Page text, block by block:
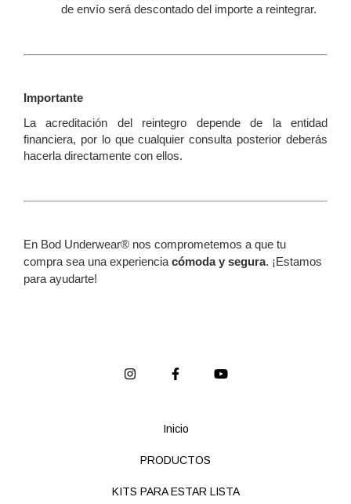
de envío será descontado del importe a reintegrar.
Importante
La acreditación del reintegro depende de la entidad
financiera, por lo que cualquier consulta posterior deberás
hacerla directamente con ellos.
En Bod Underwear® nos comprometemos a que tu
compra sea una experiencia cómoda y segura. ¡Estamos
para ayudarte!
Inicio
PRODUCTOS
KITS PARA ESTAR LISTA